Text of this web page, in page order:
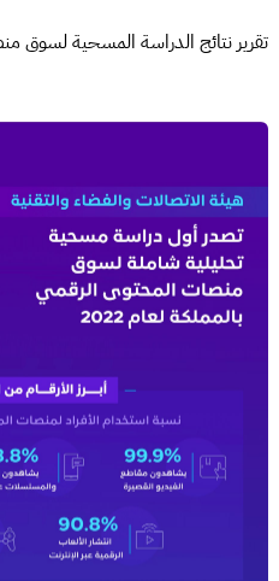
تقرير نتائج الدراسة المسحية لسوق